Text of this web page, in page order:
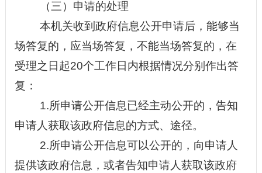
（三）申请的处理
本机关收到政府信息公开申请后，能够当
场答复的，应当场答复，不能当场答复的，在
受理之日起20个工作日内根据情况分别作出答
复：
1.所申请公开信息已经主动公开的，告知
申请人获取该政府信息的方式、途径。
2.所申请公开信息可以公开的，向申请人
提供该政府信息，或者告知申请人获取该政府